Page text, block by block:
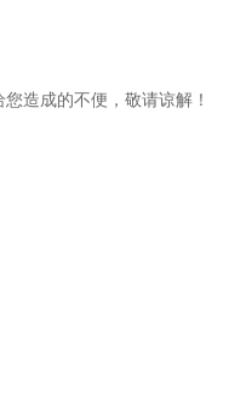
造成的不便，敬请谅解！